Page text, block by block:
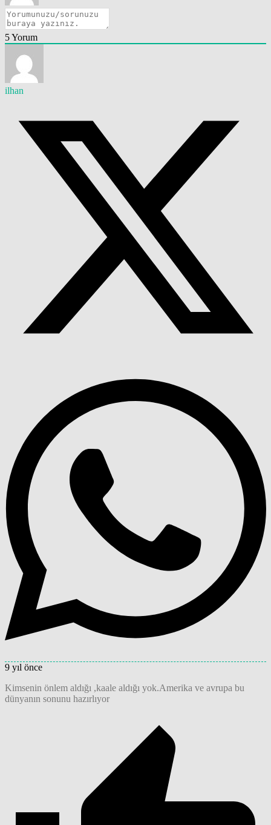
5Yorum
ilhan
9 yıl önce
Kimsenin önlem aldığı ,kaale aldığı yok.Amerika ve avrupa bu
dünyanın sonunu hazırlıyor